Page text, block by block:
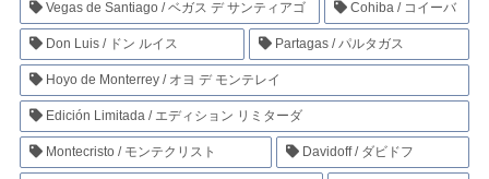
Vegas de Santiago / ベガス デ サンティアゴ Cohiba / コイーバ
Don Luis / ドン ルイス Partagas / パルタガス
Hoyo de Monterrey / オヨ デ モンテレイ
Edición Limitada / エディション リミターダ
Montecristo / モンテクリスト Davidoff / ダビドフ